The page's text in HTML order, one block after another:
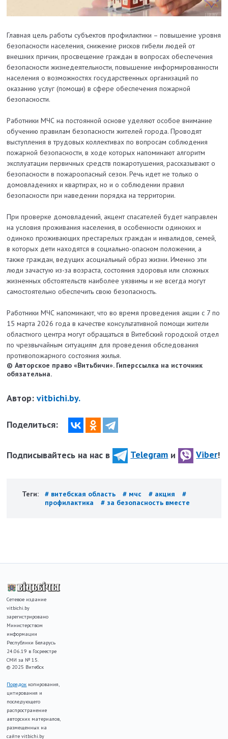
Главная цель работы субъектов профилактики – повышение уровня
безопасности населения, снижение рисков гибели людей от
внешних причин, просвещение граждан в вопросах обеспечения
безопасности жизнедеятельности, повышение информированности
населения о возможностях государственных организаций по
оказанию услуг (помощи) в сфере обеспечения пожарной
безопасности.
Работники МЧС на постоянной основе уделяют особое внимание
обучению правилам безопасности жителей города. Проводят
выступления в трудовых коллективах по вопросам соблюдения
пожарной безопасности, в ходе которых напоминают алгоритм
эксплуатации первичных средств пожаротушения, рассказывают о
безопасности в пожароопасный сезон. Речь идет не только о
домовладениях и квартирах, но и о соблюдении правил
безопасности при наведении порядка на территории.
При проверке домовладений, акцент спасателей будет направлен
на условия проживания населения, в особенности одиноких и
одиноко проживающих престарелых граждан и инвалидов, семей,
в которых дети находятся в социально-опасном положении, а
также граждан, ведущих асоциальный образ жизни. Именно эти
люди зачастую из-за возраста, состояния здоровья или сложных
жизненных обстоятельств наиболее уязвимы и не всегда могут
самостоятельно обеспечить свою безопасность.
Работники МЧС напоминают, что во время проведения акции с 7 по
15 марта 2026 года в качестве консультативной помощи жители
областного центра могут обращаться в Витебский городской отдел
по чрезвычайным ситуациям для проведения обследования
противопожарного состояния жилья.
© Авторское право «Витьбичи». Гиперссылка на источник
обязательна.
Автор:vitbichi.by.
Поделиться:
Подписывайтесь на нас в Telegram и Viber!
Теги: # витебская область # мчс # акция
#
профилактика
# за безопасность вместе
Сетевое издание
vitbichi.by
зарегистрировано
Министерством
информации
Республики Беларусь
24.06.19 в Госреестре
СМИ за № 15.
© 2025 Витебск
Порядок копирования,
цитирования и
последующего
распространение
авторских материалов,
размещенных на
сайте vitbichi.by